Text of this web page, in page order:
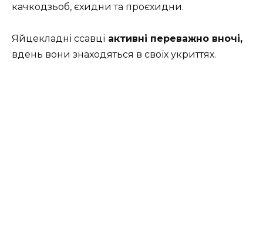
качкодзьоб, єхидни та проєхидни.
Яйцекладні ссавці активні переважно вночі,
вдень вони знаходяться в своїх укриттях.